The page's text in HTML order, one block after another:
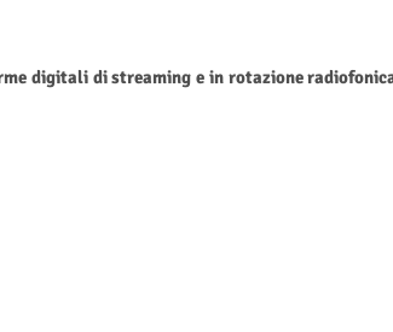
digitali di streaming e in rotazione